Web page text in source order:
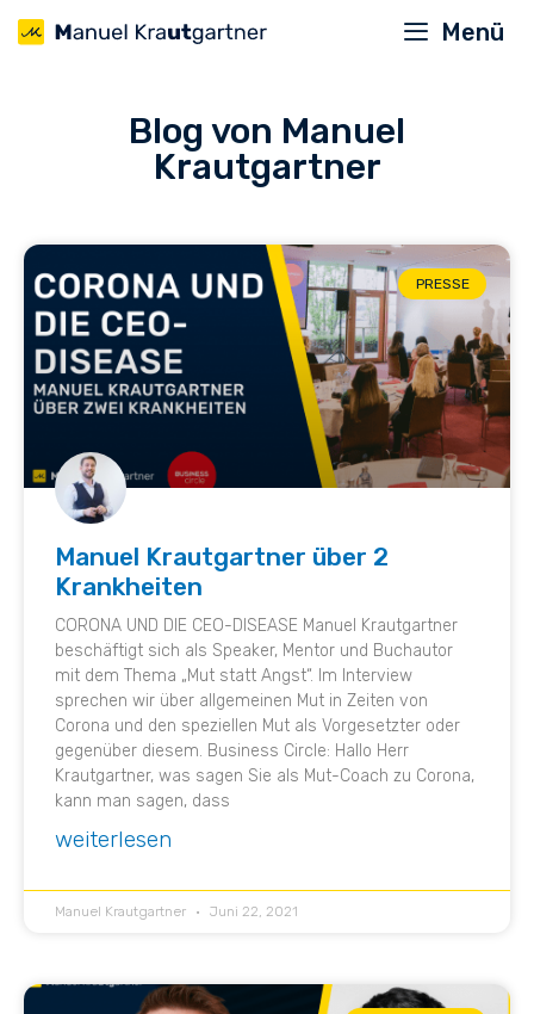
Menü
Blog von Manuel
Krautgartner
PRESSE
Manuel Krautgartner über 2
Krankheiten
CORONA UND DIE CEO-DISEASE Manuel Krautgartner
beschäftigt sich als Speaker, Mentor und Buchautor
mit dem Thema „Mut statt Angst“. Im Interview
sprechen wir über allgemeinen Mut in Zeiten von
Corona und den speziellen Mut als Vorgesetzter oder
gegenüber diesem. Business Circle: Hallo Herr
Krautgartner, was sagen Sie als Mut-Coach zu Corona,
kann man sagen, dass
weiterlesen
Manuel Krautgartner Juni 22, 2021